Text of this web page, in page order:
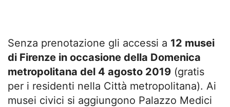
Senza prenotazione gli accessi a 12 musei
di Firenze in occasione della Domenica
metropolitana del 4 agosto 2019 (gratis
per i residenti nella Città metropolitana). Ai
musei civici si aggiungono Palazzo Medici